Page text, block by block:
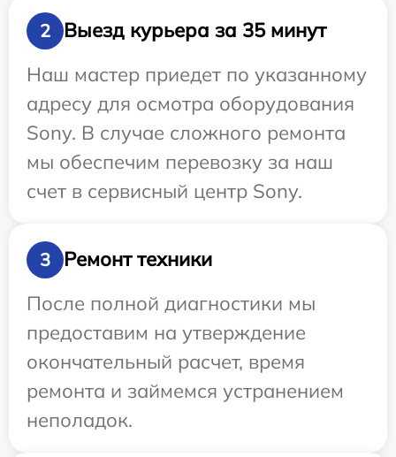
2
Выезд курьера за 35 минут
Наш мастер приедет по указанному
адресу для осмотра оборудования
Sony. В случае сложного ремонта
мы обеспечим перевозку за наш
счет в сервисный центр Sony.
3
Ремонт техники
После полной диагностики мы
предоставим на утверждение
окончательный расчет, время
ремонта и займемся устранением
неполадок.